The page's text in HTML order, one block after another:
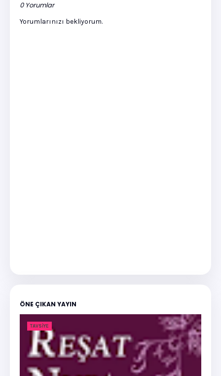
0 Yorumlar
Yorumlarınızı bekliyorum.
ÖNE ÇIKAN YAYIN
TAVSIYE